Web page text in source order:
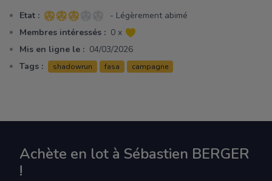
Etat : 3 sur 5 étoiles
- Légèrement abimé
Membres intéressés : 0 x
Mis en ligne le : 04/03/2026
Tags :
shadowrun fasa campagne
Achète en lot à Sébastien BERGER
!